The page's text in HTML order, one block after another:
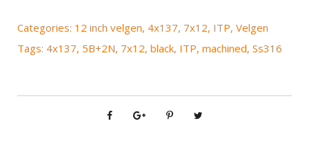
3
Categories: 12 inch velgen, 4x137, 7x12, ITP, Velgen
Tags: 4x137, 5B+2N, 7x12, black, ITP, machined, Ss316